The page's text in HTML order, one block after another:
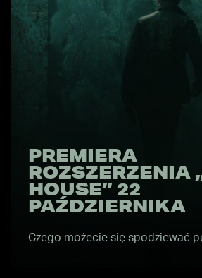
PREMIERA
ROZSZERZENIA
HOUSE” 22
PAŹDZIERNIKA
Czego możecie się spodziewać